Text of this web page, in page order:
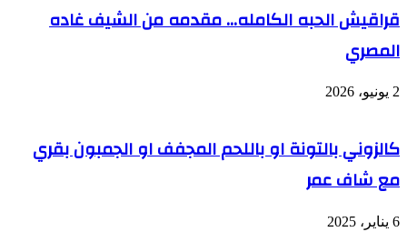
قراقيش الحبه الكامله… مقدمه من الشيف غاده
المصري
2 يونيو، 2026
كالزوني بالتونة او باللحم المجفف او الجمبون بقري
مع شاف عمر
6 يناير، 2025